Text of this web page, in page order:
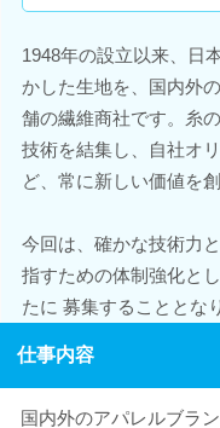
1948年の設立以来、日
かした生地を、国内外
舗の繊維商社です。糸
技術を結集し、自社オ
ど、常に新しい価値を
今回は、確かな技術力
指すための体制強化と
たに 募集することとな
仕事内容
国内外のアパレルブラ